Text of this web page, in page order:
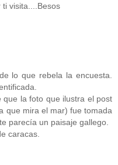
visita....Besos
lo que rebela la encuesta.
la foto que ilustra el post
que mira el mar) fue tomada
parecía un paisaje gallego.
caracas.